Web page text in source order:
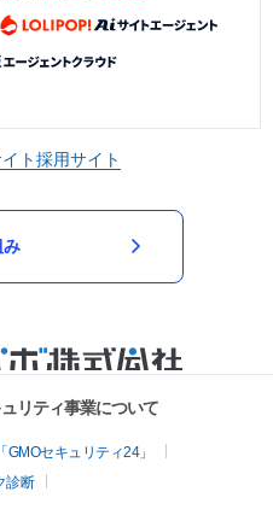
ト採用サイト
み
リティ事業について
セキュリティ24」
診断